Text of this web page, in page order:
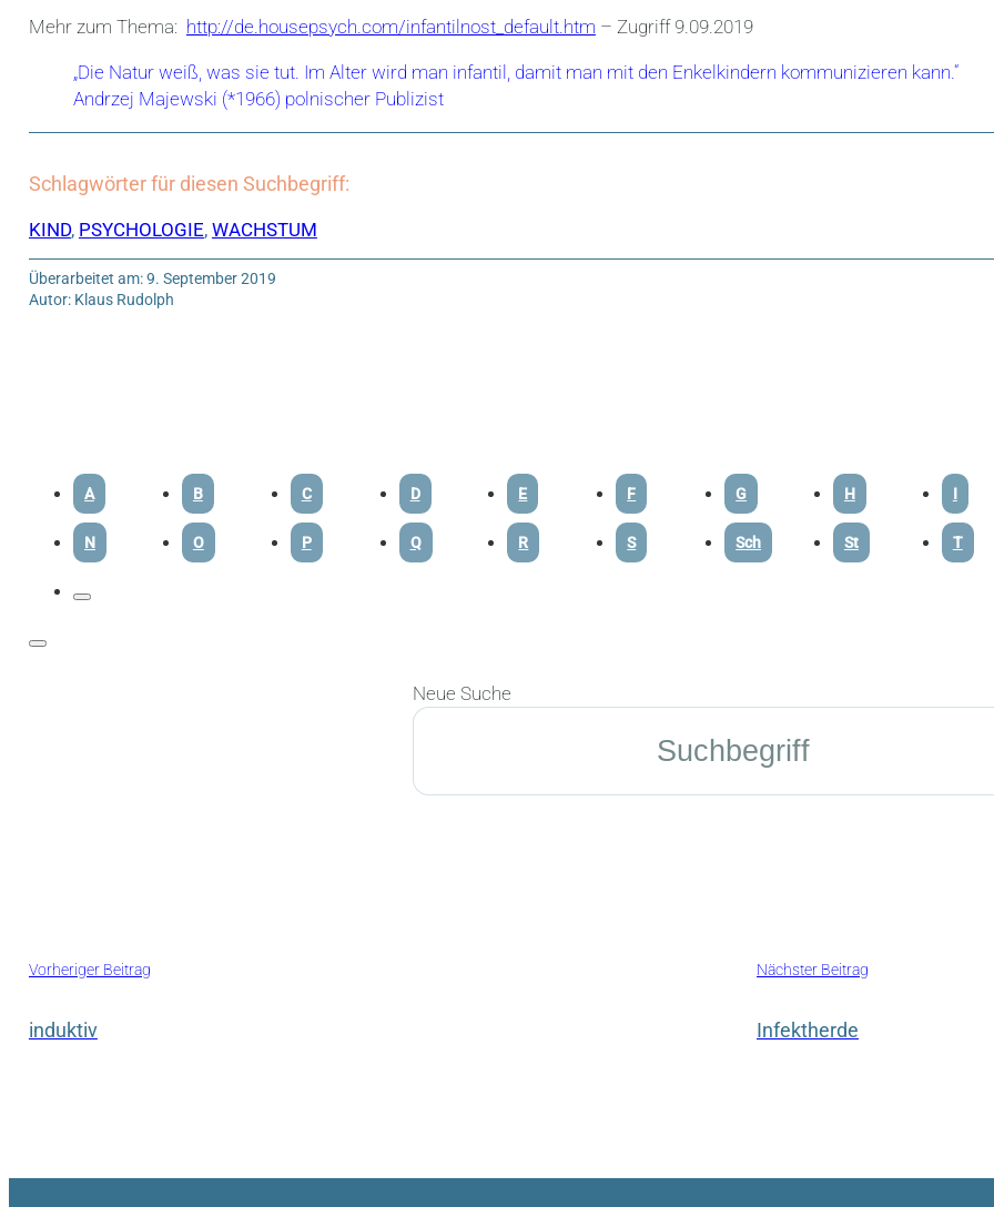
Mehr zum Thema: http://de.housepsych.com/infantilnost_default.htm – Zugriff 9.09.2019
„Die Natur weiß, was sie tut. Im Alter wird man infantil, damit man mit den Enkelkindern kommunizieren kann.“
Andrzej Majewski (*1966) polnischer Publizist
Schlagwörter für diesen Suchbegriff:
KIND, PSYCHOLOGIE, WACHSTUM
Überarbeitet am: 9. September 2019
Autor: Klaus Rudolph
A B C D E F G H I
N O P Q R S Sch St T
Neue Suche
Suchen
Vorheriger Beitrag
induktiv
Nächster Beitrag
Infektherde